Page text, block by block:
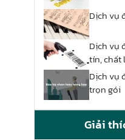
Dịch vụ
Dịch vụ
tín, chất
Dịch vụ
trọn gói
Giải